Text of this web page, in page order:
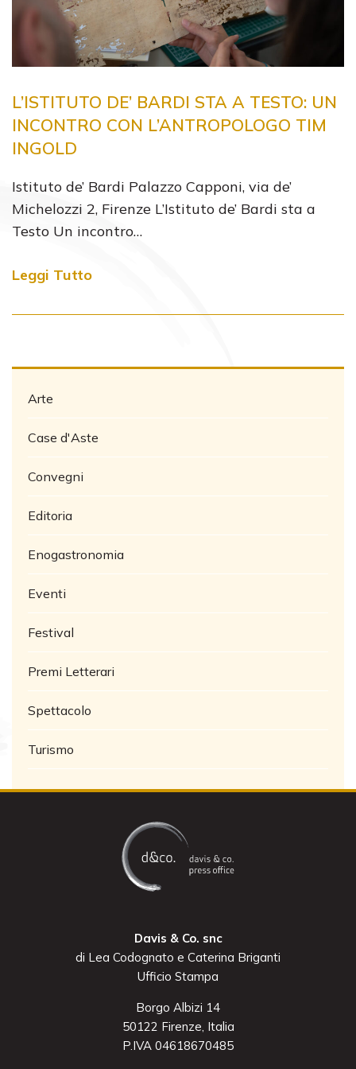
L’ISTITUTO DE’ BARDI STA A TESTO: UN
INCONTRO CON L’ANTROPOLOGO TIM
INGOLD
Istituto de’ Bardi Palazzo Capponi, via de’
Michelozzi 2, Firenze L’Istituto de’ Bardi sta a
Testo Un incontro…
Leggi Tutto
Arte
Case d'Aste
Convegni
Editoria
Enogastronomia
Eventi
Festival
Premi Letterari
Spettacolo
Turismo
Davis & Co. snc
di Lea Codognato e Caterina Briganti
Ufficio Stampa
Borgo Albizi 14
50122 Firenze, Italia
P.IVA 04618670485